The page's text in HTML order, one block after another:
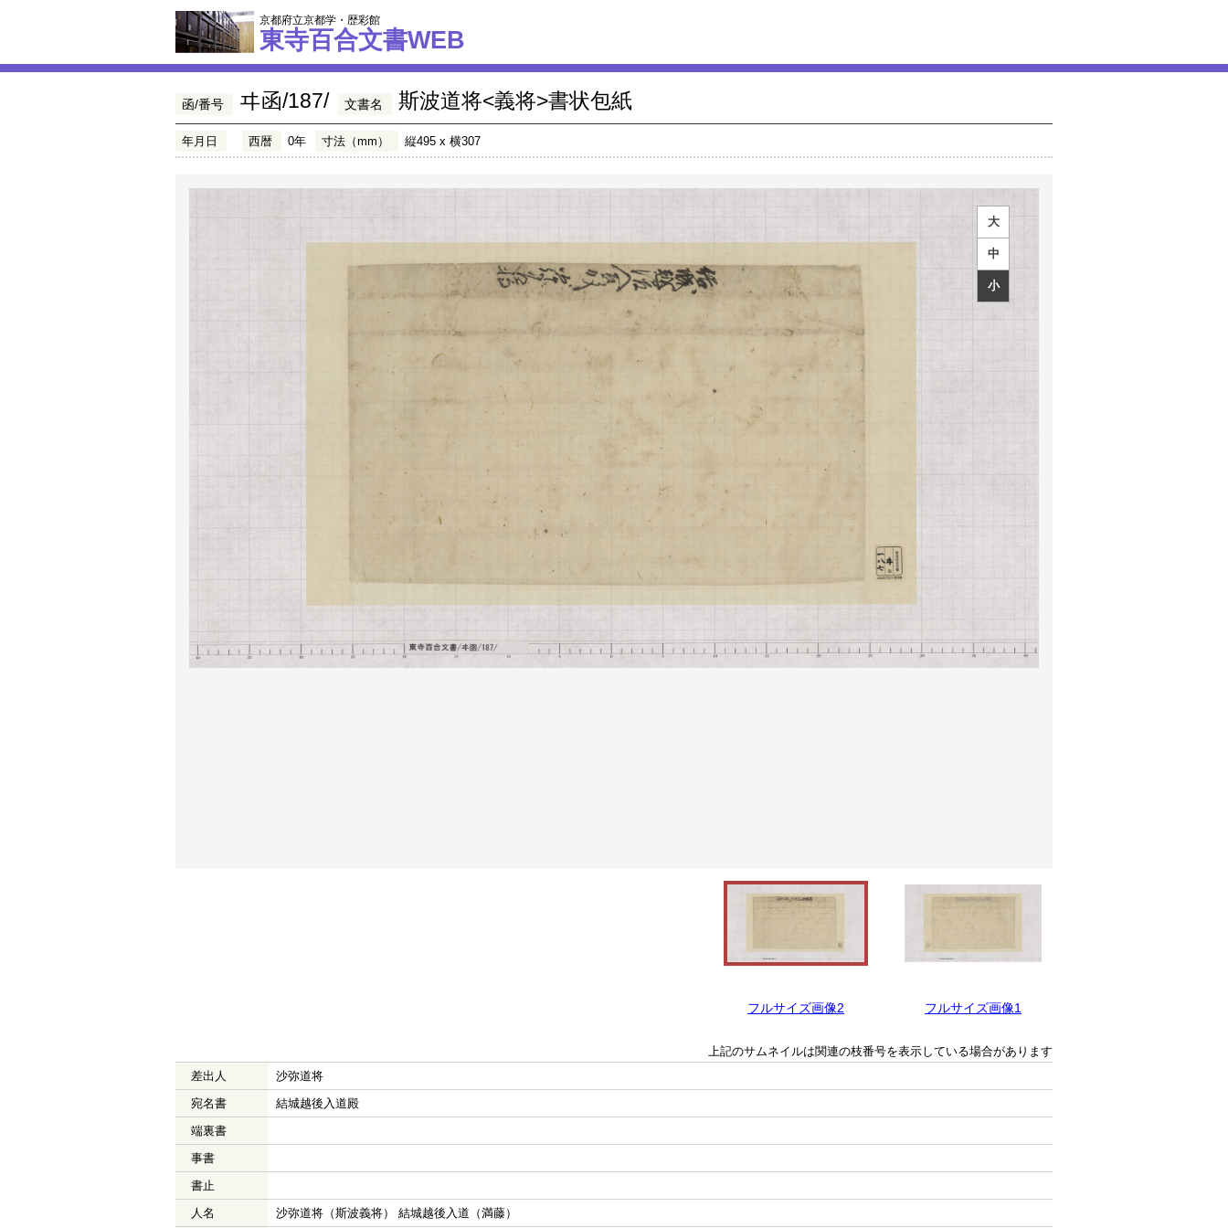
京都府立京都学・歴彩館
東寺百合文書WEB
函/番号 ヰ函/187/ 文書名 斯波道将<義将>書状包紙
年月日 西暦 0年 寸法（mm） 縦495 x 横307
大
中
小
フルサイズ画像2 フルサイズ画像1
上記のサムネイルは関連の枝番号を表示している場合があります
差出人
沙弥道将
宛名書
結城越後入道殿
端裏書
事書
書止
人名
沙弥道将（斯波義将） 結城越後入道（満藤）